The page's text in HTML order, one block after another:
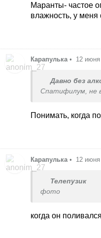
Маранты- частое
влажность, у меня
Карапулька • 12
Давно без
Спатифилум, не
Понимать, когда
Карапулька • 12
Телепузик
фото
когда он